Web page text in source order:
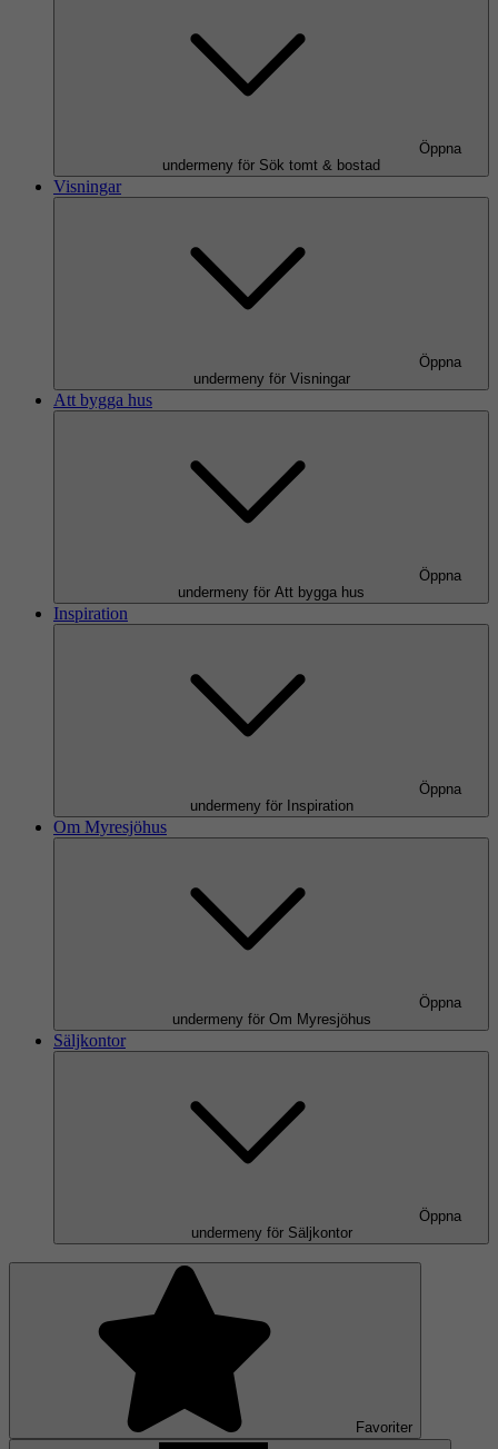
Öppna
undermeny för Sök tomt & bostad
Visningar
Öppna
undermeny för Visningar
Att bygga hus
Öppna
undermeny för Att bygga hus
Inspiration
Öppna
undermeny för Inspiration
Om Myresjöhus
Öppna
undermeny för Om Myresjöhus
Säljkontor
Öppna
undermeny för Säljkontor
Favoriter